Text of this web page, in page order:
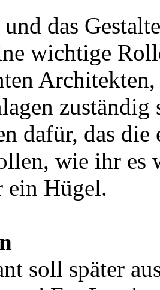
das
wichtige
dafür, das
wie ihr
ein Hügel.
soll später